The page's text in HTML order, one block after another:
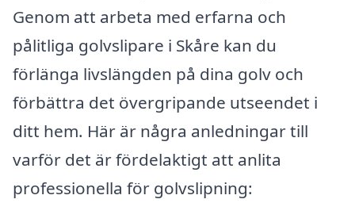
Genom att arbeta med erfarna och
pålitliga golvslipare i Skåre kan du
förlänga livslängden på dina golv och
förbättra det övergripande utseendet i
ditt hem. Här är några anledningar till
varför det är fördelaktigt att anlita
professionella för golvslipning: